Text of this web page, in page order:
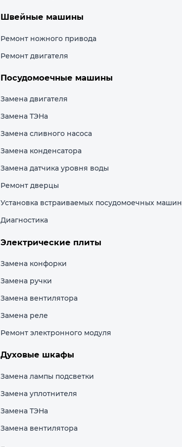
Швейные машины
Ремонт ножного привода
Ремонт двигателя
Посудомоечные машины
Замена двигателя
Замена ТЭНа
Замена сливного насоса
Замена конденсатора
Замена датчика уровня воды
Ремонт дверцы
Установка встраиваемых посудомоечных машин
Диагностика
Электрические плиты
Замена конфорки
Замена ручки
Замена вентилятора
Замена реле
Ремонт электронного модуля
Духовые шкафы
Замена лампы подсветки
Замена уплотнителя
Замена ТЭНа
Замена вентилятора